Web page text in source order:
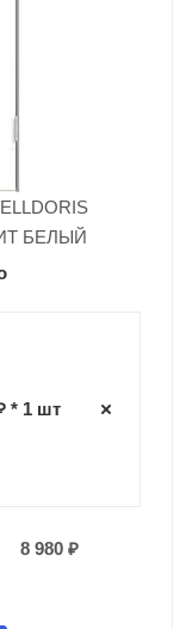
БЕЛЫЙ
* 1 шт
8 980 ₽